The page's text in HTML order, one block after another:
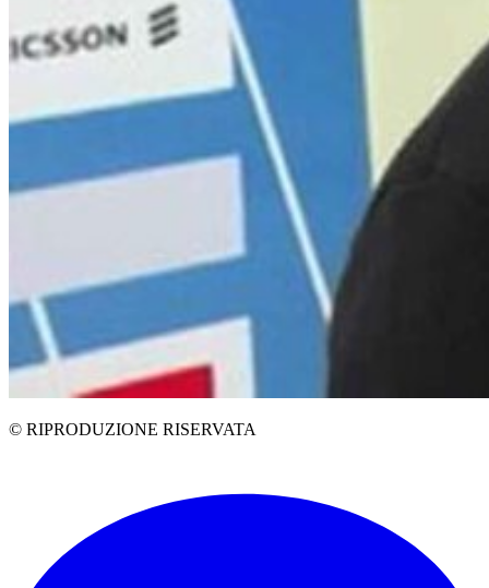
© RIPRODUZIONE RISERVATA